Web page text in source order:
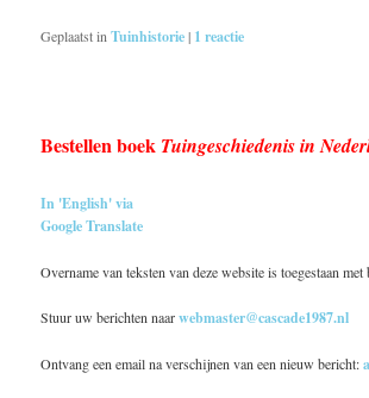
Geplaatst in Tuinhistorie| 1 reactie
Bestellen boek Tuingeschiedenis in
In 'English' via
Google Translate
Overname van teksten van deze website is toegestaan
Stuur uw berichten naarwebmaster@cascade1987.nl
Ontvang een email na verschijnen van een nieuw bericht: